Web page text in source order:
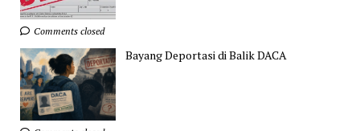
Comments closed
Bayang Deportasi di Balik DACA